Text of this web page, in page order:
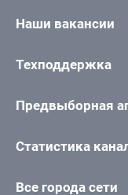
Наши вакансии
Техподдержка
Предвыборная
Статистика
Все города сети